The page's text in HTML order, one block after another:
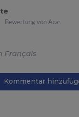
Bewertung von Acar
Français
Kommentar